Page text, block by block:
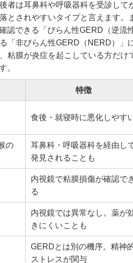
者は耳鼻科や呼吸器科を受診して
とされやすいタイプと言えます。
認できる「びらん性GERD（逆流
「非びらん性GERD（NERD）」
粘膜が炎症を起こしている方だけ
。
特徴
食後・就寝時に悪化しやす
の
耳鼻科・呼吸器科を経由し
発見されることも
内視鏡で粘膜損傷が確認で
る
内視鏡では異常なし。薬が
きにくいことも
GERDとは別の機序。精神
ストレスが関与